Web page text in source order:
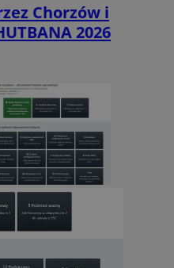
Chorzów i
2026